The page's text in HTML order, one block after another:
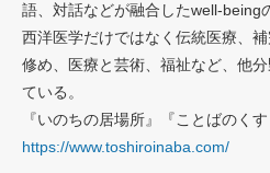
語、対話などが融合したwell-being
西洋医学だけではなく伝統医療、
修め、医療と芸術、福祉など、他
ている。
『いのちの居場所』『ことばのく
https://www.toshiroinaba.com/